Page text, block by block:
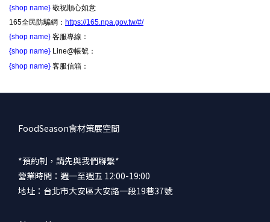
{shop name} 敬祝順心如意
165全民防騙網： https://165.npa.gov.tw/#/
{shop name} 客服專線：
{shop name} Line@帳號：
{shop name} 客服信箱：
FoodSeason食材策展空間
*預約制，請先與我們聯繫*
營業時間：週一至週五 12:00-19:00
地址：台北市大安區大安路一段19巷37號